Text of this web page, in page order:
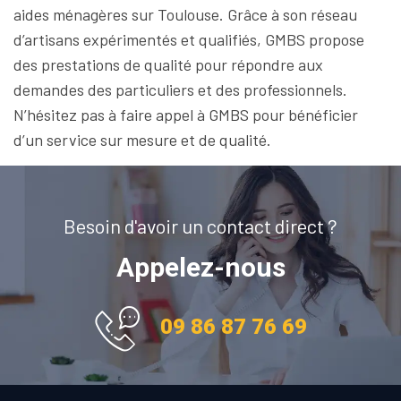
aides ménagères sur Toulouse. Grâce à son réseau
d’artisans expérimentés et qualifiés, GMBS propose
des prestations de qualité pour répondre aux
demandes des particuliers et des professionnels.
N’hésitez pas à faire appel à GMBS pour bénéficier
d’un service sur mesure et de qualité.
Besoin d'avoir un contact direct ?
Appelez-nous
09 86 87 76 69